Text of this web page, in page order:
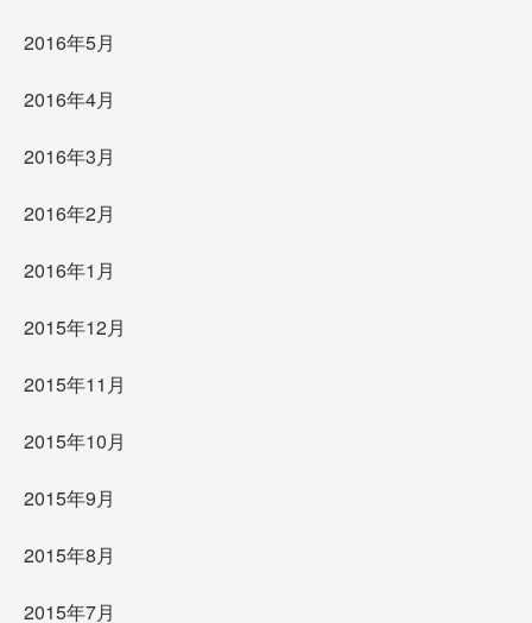
2016年5月
2016年4月
2016年3月
2016年2月
2016年1月
2015年12月
2015年11月
2015年10月
2015年9月
2015年8月
2015年7月